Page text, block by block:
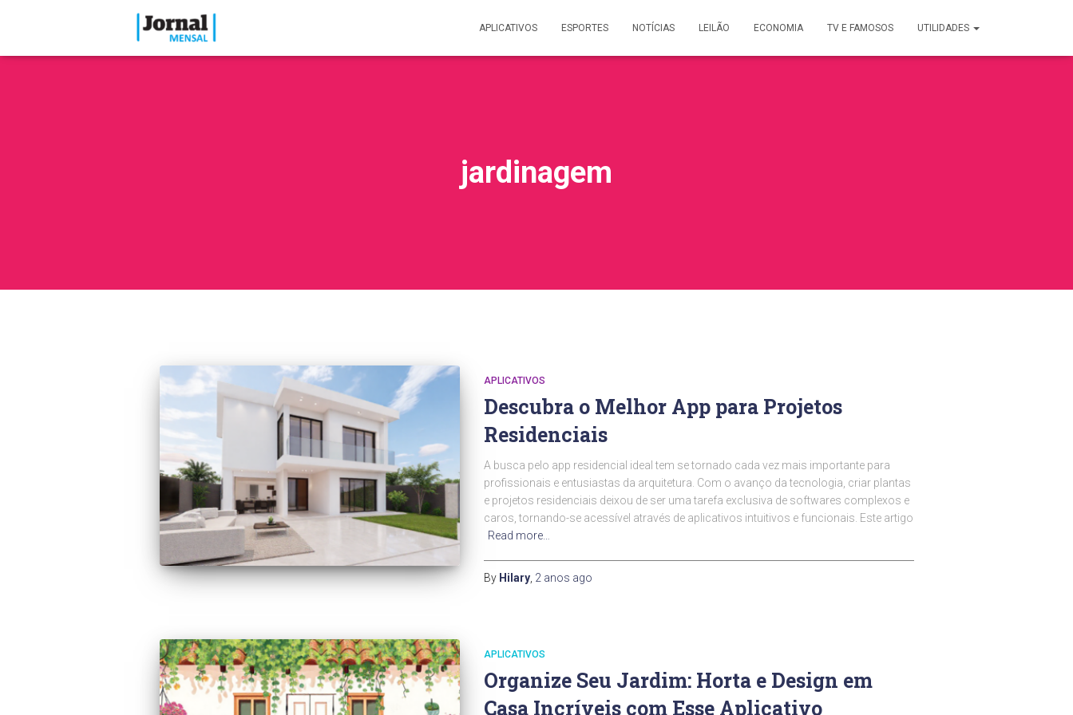
APLICATIVOS ESPORTES NOTÍCIAS LEILÃO ECONOMIA TV E FAMOSOS UTILIDADES
jardinagem
APLICATIVOS
Descubra o Melhor App para Projetos
Residenciais
A busca pelo app residencial ideal tem se tornado cada vez mais importante para
profissionais e entusiastas da arquitetura. Com o avanço da tecnologia, criar plantas
e projetos residenciais deixou de ser uma tarefa exclusiva de softwares complexos e
caros, tornando-se acessível através de aplicativos intuitivos e funcionais. Este artigo
Read more…
By Hilary, 2 anos ago
APLICATIVOS
Organize Seu Jardim: Horta e Design em
Casa Incríveis com Esse Aplicativo